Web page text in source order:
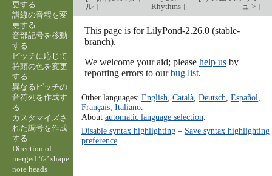
ル ]
Rhythms]
ュ > ]
This page is for LilyPond-2.26.0 (stable-
branch).
We welcome your aid; please help usby
reporting errors to ourbug list.
Other languages: English Català, Deutsch Español
Français, Italiano.
About automatic language selection
Disable syntax highlighting– Save syntax highlighting
preference
更する
譜線の音程を変
更する
音部記号を移動
する
ピッチに応じて
符頭の色を変更
する
異なるピッチの
音符列を作成す
る
カスタマイズさ
れた調号を作成
する
Direction of
merged ‘fa’ shape
note heads